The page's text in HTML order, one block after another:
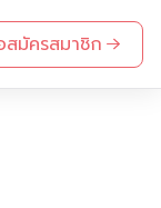
สมัครสมาชิก